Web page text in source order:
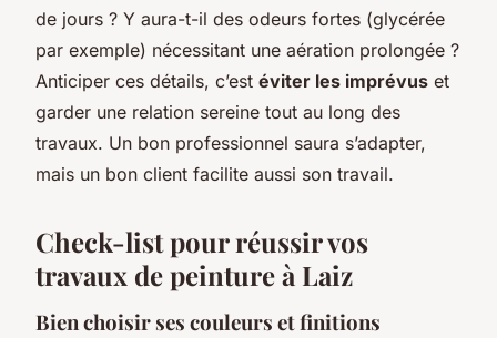
de jours ? Y aura-t-il des odeurs fortes (glycérée
par exemple) nécessitant une aération prolongée ?
Anticiper ces détails, c’est éviter les imprévus et
garder une relation sereine tout au long des
travaux. Un bon professionnel saura s’adapter,
mais un bon client facilite aussi son travail.
Check-list pour réussir vos
travaux de peinture à Laiz
Bien choisir ses couleurs et finitions